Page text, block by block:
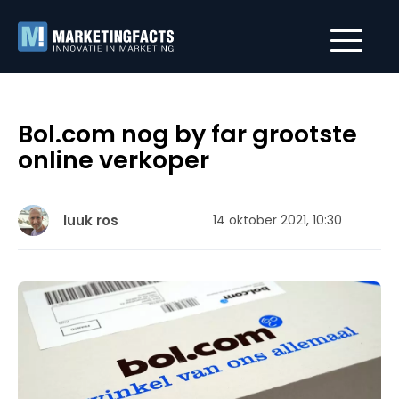
Bol.com nog by far grootste
online verkoper
luuk ros 14 oktober 2021, 10:30